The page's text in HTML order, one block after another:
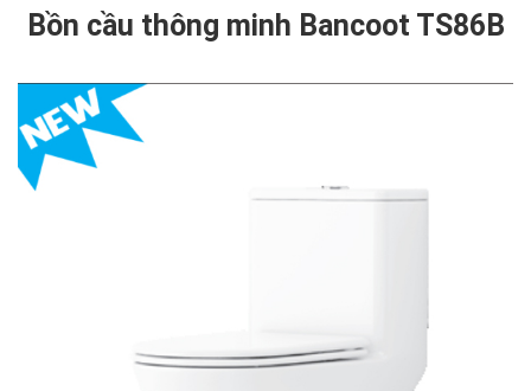
Bồn cầu thông minh Bancoot TS86B